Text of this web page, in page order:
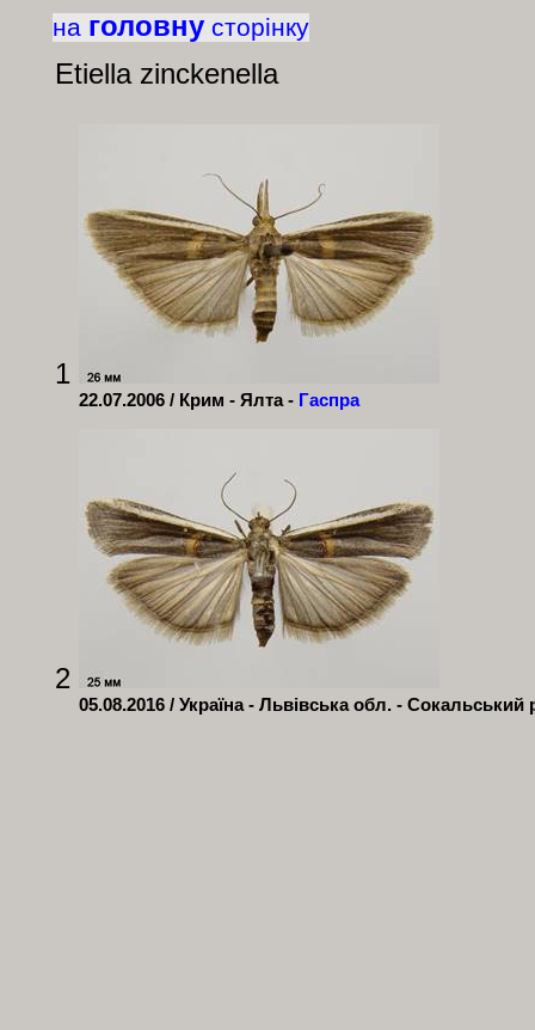
на головну сторінку
Etiella zinckenella
1
22.07.2006 / Крим - Ялта - Гаспра
2
05.08.2016 / Україна - Львівська обл. - Сокальський